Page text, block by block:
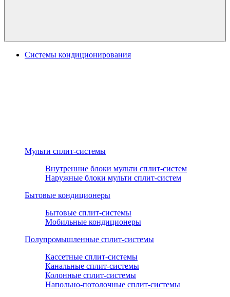
Системы кондиционирования
Мульти сплит-системы
Внутренние блоки мульти сплит-систем
Наружные блоки мульти сплит-систем
Бытовые кондиционеры
Бытовые сплит-системы
Мобильные кондиционеры
Полупромышленные сплит-системы
Кассетные сплит-системы
Канальные сплит-системы
Колонные сплит-системы
Напольно-потолочные сплит-системы